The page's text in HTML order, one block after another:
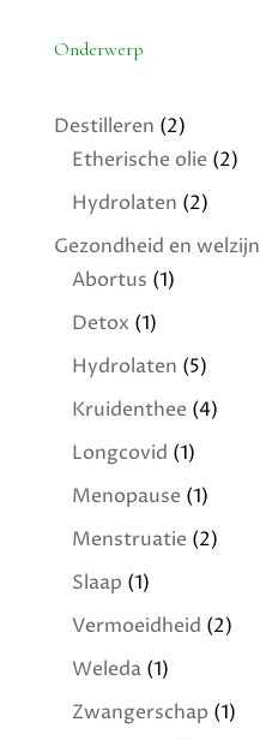
Onderwerp
Destilleren (2)
Etherische olie (2)
Hydrolaten (2)
Gezondheid en welzijn
Abortus (1)
Detox (1)
Hydrolaten (5)
Kruidenthee (4)
Longcovid (1)
Menopause (1)
Menstruatie (2)
Slaap (1)
Vermoeidheid (2)
Weleda(1)
Zwangerschap (1)